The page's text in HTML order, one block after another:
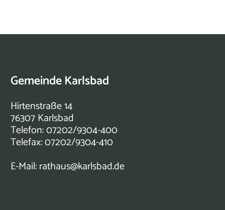
Gemeinde Karlsbad
Hirtenstraße 14
76307 Karlsbad
Telefon: 07202/9304-400
Telefax: 07202/9304-410
E-Mail:rathaus@karlsbad.de